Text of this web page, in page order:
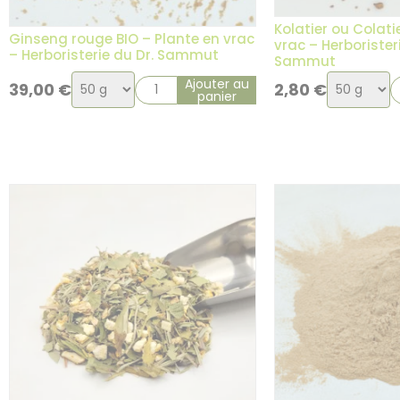
Ginseng rouge BIO – Plante en vrac
– Herboristerie du Dr. Sammut
39,00 €Choix
de
Ajouter au
panier
Kolatier ou
vrac –
Sammut
2,80 €Choix
de